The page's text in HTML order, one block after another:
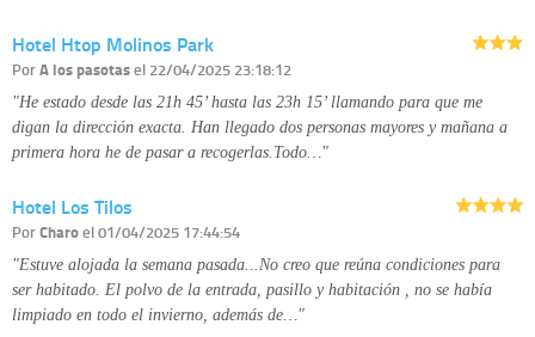
Hotel Htop Molinos Park
PorA los pasotasel 22/04/2025 23:18:12
"He estado desde las 21h 45’ hasta las 23h 15’ llamando para que me
digan la dirección exacta. Han llegado dos personas mayores y mañana a
primera hora he de pasar a recogerlas.Todo…"
Hotel Los Tilos
PorCharoel 01/04/2025 17:44:54
"Estuve alojada la semana pasada...No creo que reúna condiciones para
ser habitado. El polvo de la entrada, pasillo y habitación , no se había
limpiado en todo el invierno, además de…"